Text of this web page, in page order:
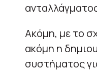
Ακόμη, με το
ακόμη η
συστήματος